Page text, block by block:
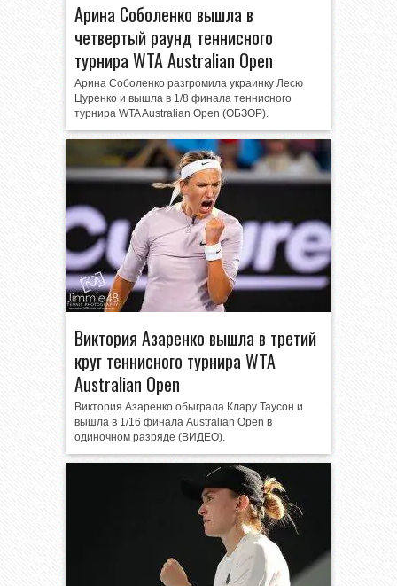
Арина Соболенко вышла в
четвертый раунд теннисного
турнира WTA Australian Open
Арина Соболенко разгромила украинку Лесю
Цуренко и вышла в 1/8 финала теннисного
турнира WTA Australian Open (ОБЗОР).
Виктория Азаренко вышла в третий
круг теннисного турнира WTA
Australian Open
Виктория Азаренко обыграла Клару Таусон и
вышла в 1/16 финала Australian Open в
одиночном разряде (ВИДЕО).